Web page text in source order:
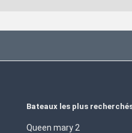
Bateaux les plus
Queen mary 2